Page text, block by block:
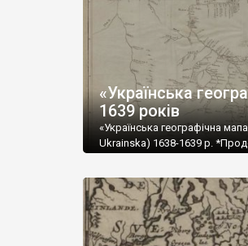
«Українська
1639 років
«Українська географічна
Ukrainska) 1638-1639 р.
шведському архіві вона
Ukrainska. Ukraina. Dnjepr
Donaus utflöden i Svarta
[…]